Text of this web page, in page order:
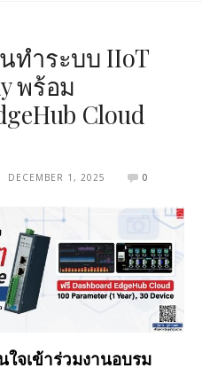
ทำระบบ IIoT
พร้อม
Cloud
DECEMBER 1, 2025 0
จเข้าร่วมงานอบรม